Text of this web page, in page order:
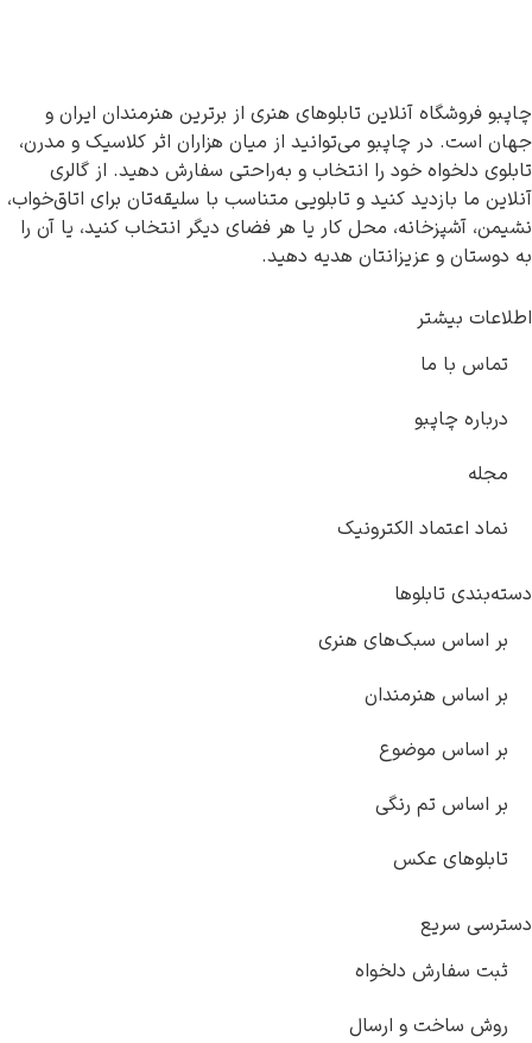
تابلوهای هنری از برترین هنرمندان ایران و
می‌توانید از میان هزاران اثر کلاسیک و مدرن،
را انتخاب و به‌راحتی سفارش دهید. از گالری
کنید و تابلویی متناسب با سلیقه‌تان برای اتاق‌خواب،
محل کار یا هر فضای دیگر انتخاب کنید، یا آن را
هدیه دهید.
هنری
ارسال